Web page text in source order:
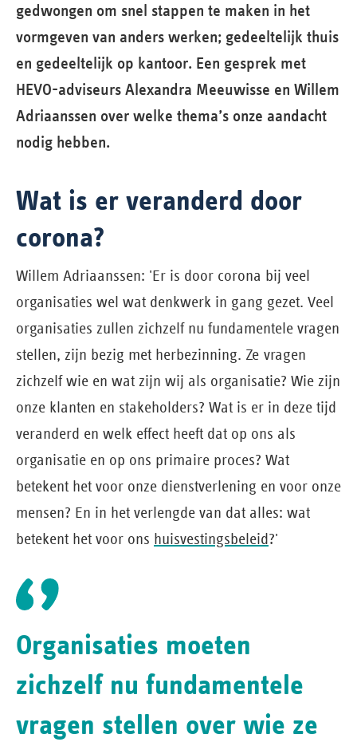
gedwongen om snel stappen te maken in het
vormgeven van anders werken; gedeeltelijk thuis
en gedeeltelijk op kantoor. Een gesprek met
HEVO-adviseurs Alexandra Meeuwisse en Willem
Adriaanssen over welke thema’s onze aandacht
nodig hebben.
Wat is er veranderd door
corona?
Willem Adriaanssen: 'Er is door corona bij veel
organisaties wel wat denkwerk in gang gezet. Veel
organisaties zullen zichzelf nu fundamentele vragen
stellen, zijn bezig met herbezinning. Ze vragen
zichzelf wie en wat zijn wij als organisatie? Wie zijn
onze klanten en stakeholders? Wat is er in deze tijd
veranderd en welk effect heeft dat op ons als
organisatie en op ons primaire proces? Wat
betekent het voor onze dienstverlening en voor onze
mensen? En in het verlengde van dat alles: wat
betekent het voor ons huisvestingsbeleid?'
Organisaties moeten
zichzelf nu fundamentele
vragen stellen over wie ze